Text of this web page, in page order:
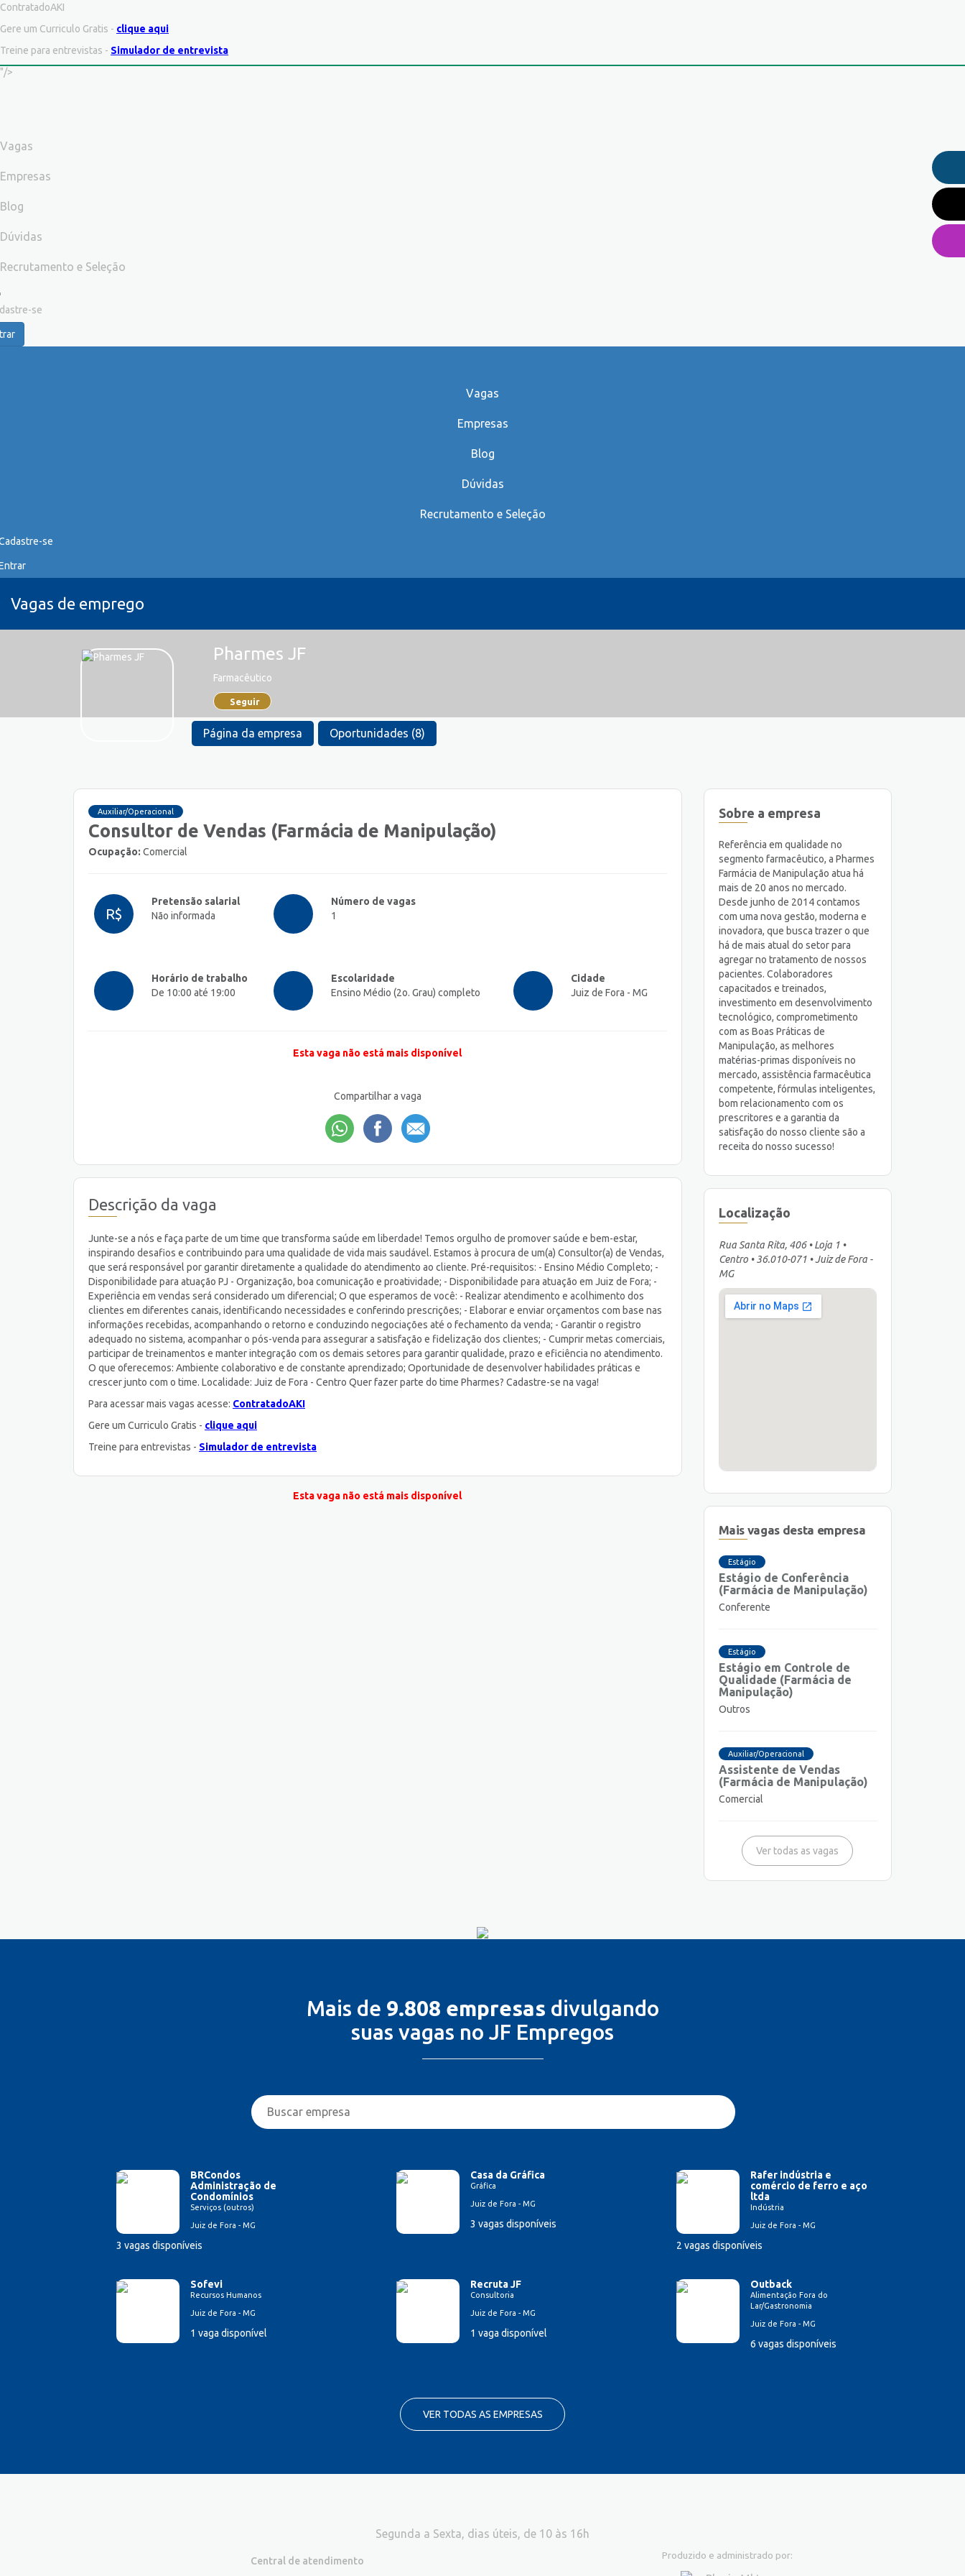
ContratadoAKI
Gere um Curriculo Gratis - clique aqui
Treine para entrevistas - Simulador de entrevista
"/>
Vagas
Empresas
Blog
Dúvidas
Recrutamento e Seleção
se
Vagas
Empresas
Blog
Dúvidas
Recrutamento e Seleção
se
Vagas de emprego
Pharmes JF
Farmacêutico
Seguir
Página da empresa Oportunidades (8)
Auxiliar/Operacional
Consultor de Vendas (Farmácia de Manipulação)
Ocupação: Comercial
R$
Pretensão salarial
Não informada
Número de vagas
1
Horário de trabalho
De 10:00 até 19:00
Escolaridade
Ensino Médio (2o. Grau) completo
Cidade
Juiz de Fora - MG
Esta vaga não está mais disponível
Compartilhar a vaga
Descrição da vaga
Junte-se a nós e faça parte de um time que transforma saúde em liberdade! Temos orgulho de promover saúde e bem-estar,
inspirando desafios e contribuindo para uma qualidade de vida mais saudável. Estamos à procura de um(a) Consultor(a) de Vendas,
que será responsável por garantir diretamente a qualidade do atendimento ao cliente. Pré-requisitos: - Ensino Médio Completo; -
Disponibilidade para atuação PJ - Organização, boa comunicação e proatividade; - Disponibilidade para atuação em Juiz de Fora; -
Experiência em vendas será considerado um diferencial; O que esperamos de você: - Realizar atendimento e acolhimento dos
clientes em diferentes canais, identificando necessidades e conferindo prescrições; - Elaborar e enviar orçamentos com base nas
informações recebidas, acompanhando o retorno e conduzindo negociações até o fechamento da venda; - Garantir o registro
adequado no sistema, acompanhar o pós-venda para assegurar a satisfação e fidelização dos clientes; - Cumprir metas comerciais,
participar de treinamentos e manter integração com os demais setores para garantir qualidade, prazo e eficiência no atendimento.
O que oferecemos: Ambiente colaborativo e de constante aprendizado; Oportunidade de desenvolver habilidades práticas e
crescer junto com o time. Localidade: Juiz de Fora - Centro Quer fazer parte do time Pharmes? Cadastre-se na vaga!
Para acessar mais vagas acesse: ContratadoAKI
Gere um Curriculo Gratis - clique aqui
Treine para entrevistas - Simulador de entrevista
Esta vaga não está mais disponível
Sobre a empresa
Referência em qualidade no
segmento farmacêutico, a Pharmes
Farmácia de Manipulação atua há
mais de 20 anos no mercado.
Desde junho de 2014 contamos
com uma nova gestão, moderna e
inovadora, que busca trazer o que
há de mais atual do setor para
agregar no tratamento de nossos
pacientes. Colaboradores
capacitados e treinados,
investimento em desenvolvimento
tecnológico, comprometimento
com as Boas Práticas de
Manipulação, as melhores
matérias-primas disponíveis no
mercado, assistência farmacêutica
competente, fórmulas inteligentes,
bom relacionamento com os
prescritores e a garantia da
satisfação do nosso cliente são a
receita do nosso sucesso!
Localização
Rua Santa Rita, 406 • Loja 1 •
Centro • 36.010-071 • Juiz de Fora -
MG
Mais vagas desta empresa
Estágio
Estágio de Conferência
(Farmácia de Manipulação)
Conferente
Estágio
Estágio em Controle de
Qualidade (Farmácia de
Manipulação)
Outros
Auxiliar/Operacional
Assistente de Vendas
(Farmácia de Manipulação)
Comercial
Ver todas as vagas
Mais de 9.808 empresas divulgando
suas vagas no JF Empregos
BRCondos
Administração de
Condomínios
Serviços (outros)
Juiz de Fora - MG
3 vagas disponíveis
Casa da Gráfica
Gráfica
Juiz de Fora - MG
3 vagas disponíveis
Rafer indústria e
comércio de ferro e aço
ltda
Indústria
Juiz de Fora - MG
2 vagas disponíveis
Sofevi
Recursos Humanos
Juiz de Fora - MG
1 vaga disponível
Recruta JF
Consultoria
Juiz de Fora - MG
1 vaga disponível
Outback
Alimentação Fora do
Lar/Gastronomia
Juiz de Fora - MG
6 vagas disponíveis
VER TODAS AS EMPRESAS
Segunda a Sexta, dias úteis, de 10 às 16h
Central de atendimento Produzido e administrado por: